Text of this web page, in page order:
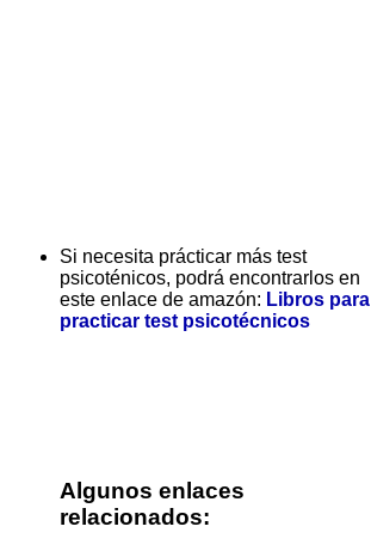
Si necesita prácticar más test
psicoténicos, podrá encontrarlos en
este enlace de amazón: Libros para
practicar test psicotécnicos
Algunos enlaces
relacionados: